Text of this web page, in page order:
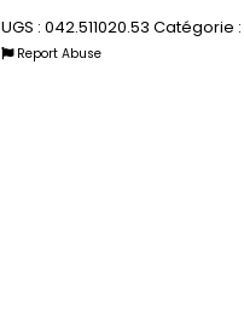
UGS : 042.511020.53 Catégorie :
Report Abuse